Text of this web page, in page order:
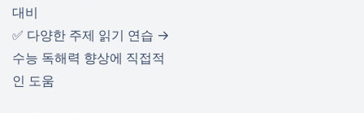
대비
✅ 다양한 주제 읽기 연습 →
수능 독해력 향상에 직접적
인 도움